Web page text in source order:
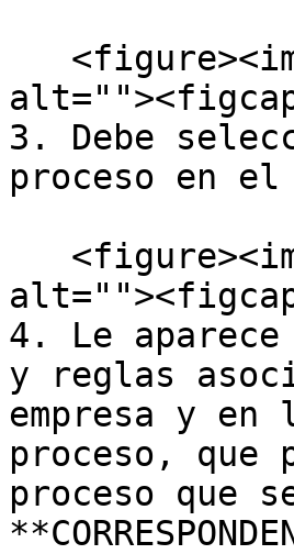
3. Debe
proceso en
4. Le
y reglas
empresa y
proceso, que
proceso que